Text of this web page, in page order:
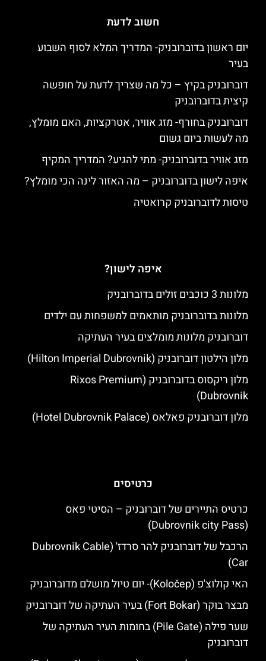
חשוב לדעת
יום ראשון בדוברובניק- המדריך המלא לסוף השבוע
בעיר
דוברובניק בקיץ – כל מה שצריך לדעת על חופשה
קיצית בדוברובניק
דוברובניק בחורף- מזג אוויר, אטרקציות, האם מומלץ,
מה לעשות ביום גשום
מזג אוויר בדוברובניק- מתי להגיע? המדריך המקיף
איפה לישון בדוברובניק – מה האזור לינה הכי מומלץ?
טיסות לדוברובניק קרואטיה
איפה לישון?
מלונות 3 כוכבים זולים בדוברובניק
מלונות בדוברובניק מותאמים למשפחות עם ילדים
דוברובניק מלונות מומלצים בעיר העתיקה
מלון הילטון דוברובניק (Hilton Imperial Dubrovnik)
מלון ריקסוס בדוברובניק (Rixos Premium
Dubrovnik)
מלון דוברובניק פאלאס (Hotel Dubrovnik Palace)
כרטיסים
כרטיס התיירים של דוברובניק – הסיטי פאס
(Dubrovnik city Pass)
הרכבל של דוברובניק להר סרדז' (Dubrovnik Cable
Car)
האי קולוצ'פ (Koločep)- יום טיול מושלם מדוברובניק
מבצר בוקר (Fort Bokar) בעיר העתיקה של דוברובניק
שער פילה (Pile Gate) בחומות העיר העתיקה של
דוברובניק